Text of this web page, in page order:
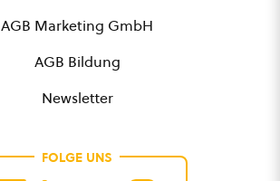
AGB Marketing GmbH
AGB Bildung
Newsletter
FOLGE UNS